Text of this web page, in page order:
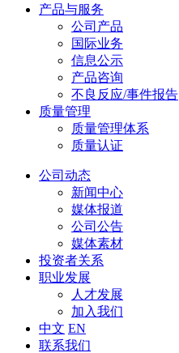
产品与服务
公司产品
国际业务
信息公示
产品咨询
不良反应/事件报告
质量管理
质量管理体系
质量认证
公司动态
新闻中心
媒体报道
公司公告
媒体素材
投资者关系
职业发展
人才发展
加入我们
中文 EN
联系我们